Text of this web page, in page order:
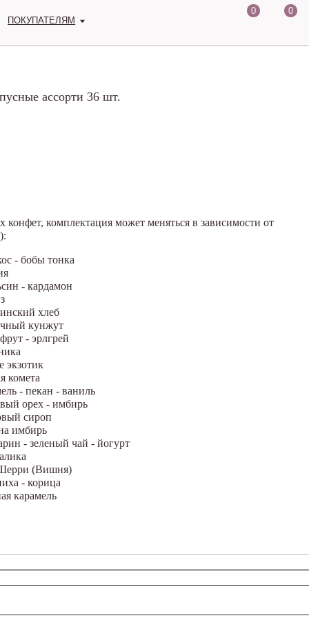
ассорти 36 шт.
конфет, комплектация может меняться в зависимости от
- бобы тонка
- кардамон
хлеб
кунжут
- эрлгрей
экзотик
комета
- пекан - ваниль
орех - имбирь
сироп
имбирь
- зеленый чай - йогурт
(Вишня)
- корица
карамель